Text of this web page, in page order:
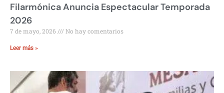
Filarmónica Anuncia Espectacular Temporada
2026
7 de mayo, 2026 No hay comentarios
Leer más »